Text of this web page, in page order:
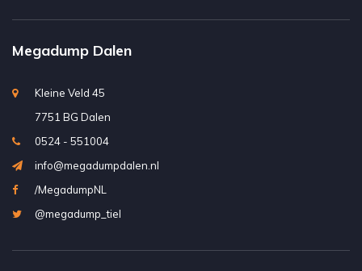
Megadump Dalen
Kleine Veld 45
7751 BG Dalen
0524 - 551004
info@megadumpdalen.nl
/MegadumpNL
@megadump_tiel